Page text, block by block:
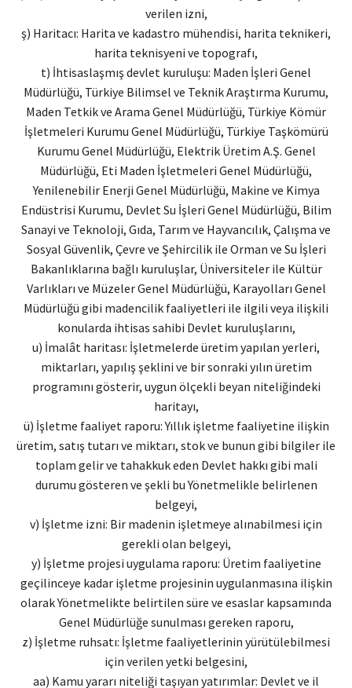
verilen izni,
ş) Haritacı: Harita ve kadastro mühendisi, harita teknikeri,
harita teknisyeni ve topografı,
t) İhtisaslaşmış devlet kuruluşu: Maden İşleri Genel
Müdürlüğü, Türkiye Bilimsel ve Teknik Araştırma Kurumu,
Maden Tetkik ve Arama Genel Müdürlüğü, Türkiye Kömür
İşletmeleri Kurumu Genel Müdürlüğü, Türkiye Taşkömürü
Kurumu Genel Müdürlüğü, Elektrik Üretim A.Ş. Genel
Müdürlüğü, Eti Maden İşletmeleri Genel Müdürlüğü,
Yenilenebilir Enerji Genel Müdürlüğü, Makine ve Kimya
Endüstrisi Kurumu, Devlet Su İşleri Genel Müdürlüğü, Bilim
Sanayi ve Teknoloji, Gıda, Tarım ve Hayvancılık, Çalışma ve
Sosyal Güvenlik, Çevre ve Şehircilik ile Orman ve Su İşleri
Bakanlıklarına bağlı kuruluşlar, Üniversiteler ile Kültür
Varlıkları ve Müzeler Genel Müdürlüğü, Karayolları Genel
Müdürlüğü gibi madencilik faaliyetleri ile ilgili veya ilişkili
konularda ihtisas sahibi Devlet kuruluşlarını,
u) İmalât haritası: İşletmelerde üretim yapılan yerleri,
miktarları, yapılış şeklini ve bir sonraki yılın üretim
programını gösterir, uygun ölçekli beyan niteliğindeki
haritayı,
ü) İşletme faaliyet raporu: Yıllık işletme faaliyetine ilişkin
üretim, satış tutarı ve miktarı, stok ve bunun gibi bilgiler ile
toplam gelir ve tahakkuk eden Devlet hakkı gibi mali
durumu gösteren ve şekli bu Yönetmelikle belirlenen
belgeyi,
v) İşletme izni: Bir madenin işletmeye alınabilmesi için
gerekli olan belgeyi,
y) İşletme projesi uygulama raporu: Üretim faaliyetine
geçilinceye kadar işletme projesinin uygulanmasına ilişkin
olarak Yönetmelikte belirtilen süre ve esaslar kapsamında
Genel Müdürlüğe sunulması gereken raporu,
z) İşletme ruhsatı: İşletme faaliyetlerinin yürütülebilmesi
için verilen yetki belgesini,
aa) Kamu yararı niteliği taşıyan yatırımlar: Devlet ve il